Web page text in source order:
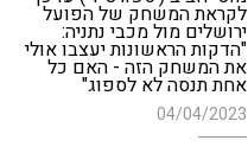
לקראת המשחק של הפועל
ירושלים מול מכבי נתניה:
"הדקות הראשונות יעצבו אולי
את המשחק הזה - האם כל
אחת תנסה לא לספוג"
04/04/2023